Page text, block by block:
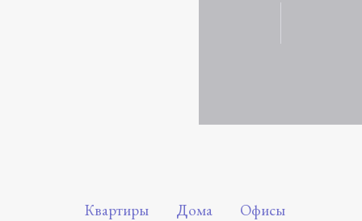
Квартиры Дома
Офисы